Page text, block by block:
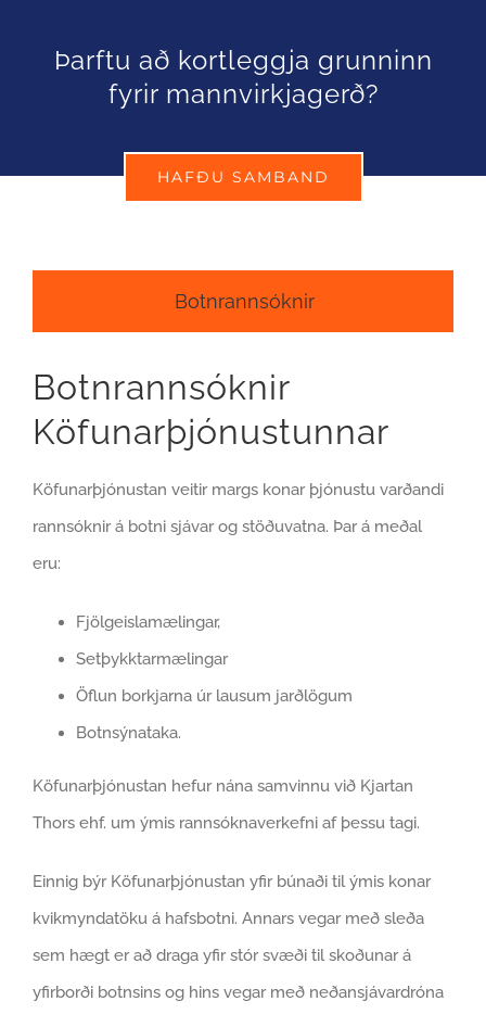
Þarftu að kortleggja grunninn
fyrir mannvirkjagerð?
HAFÐU SAMBAND
Botnrannsóknir
Botnrannsóknir
Köfunarþjónustunnar
Köfunarþjónustan veitir margs konar þjónustu varðandi
rannsóknir á botni sjávar og stöðuvatna. Þar á meðal
eru:
Fjölgeislamælingar,
Setþykktarmælingar
Öflun borkjarna úr lausum jarðlögum
Botnsýnataka.
Köfunarþjónustan hefur nána samvinnu við Kjartan
Thors ehf. um ýmis rannsóknaverkefni af þessu tagi.
Einnig býr Köfunarþjónustan yfir búnaði til ýmis konar
kvikmyndatöku á hafsbotni. Annars vegar með sleða
sem hægt er að draga yfir stór svæði til skoðunar á
yfirborði botnsins og hins vegar með neðansjávardróna